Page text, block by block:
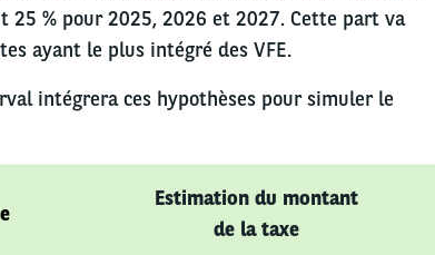
% pour 2025, 2026 et 2027. Cette part va
ayant le plus intégré des VFE.
intégrera ces hypothèses pour simuler le
Estimation du montant
de la taxe